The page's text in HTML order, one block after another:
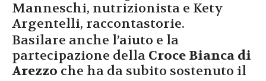
Manneschi, nutrizionista e Kety
Argentelli, raccontastorie.
Basilare anche l’aiuto e la
partecipazione della Croce Bianca di
Arezzo che ha da subito sostenuto il